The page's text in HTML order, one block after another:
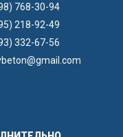
отлитые в этой
ограждения
в надежной
768-30-94
218-92-49
332-67-56